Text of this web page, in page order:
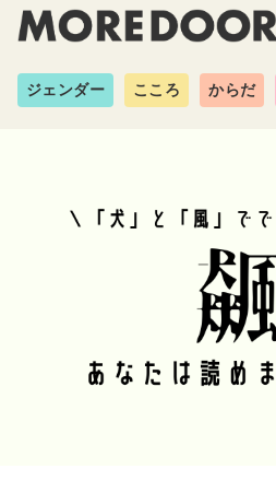
ジェンダー こころ からだ